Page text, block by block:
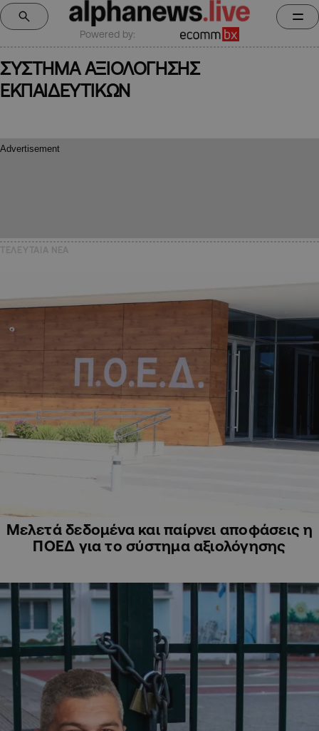
Powered by:
ΣΥΣΤΗΜΑ ΑΞΙΟΛΟΓΗΣΗΣ
ΕΚΠΑΙΔΕΥΤΙΚΩΝ
Μελετά δεδομένα και παίρνει αποφάσεις η
ΠΟΕΔ για το σύστημα αξιολόγησης